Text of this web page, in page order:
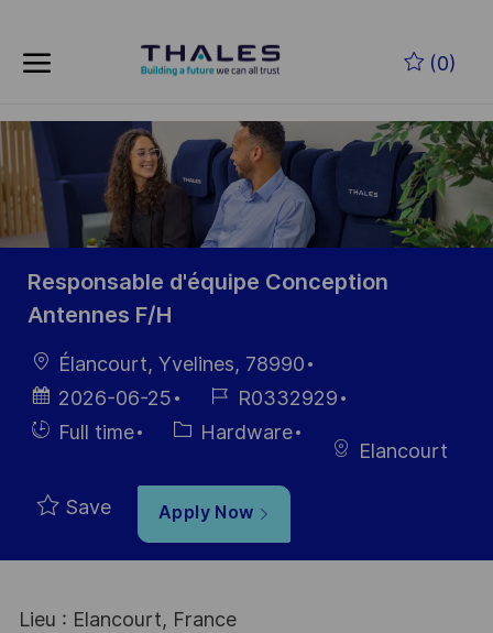
(0)
-
Responsable d'équipe Conception
Antennes F/H
LocationÉlancourt, Yvelines, 78990
Posted
Date
2026-06-25
Job
Id
R0332929
HiringFull time CategoryHardware
Elancourt
Save Apply Now
Lieu : Elancourt, France